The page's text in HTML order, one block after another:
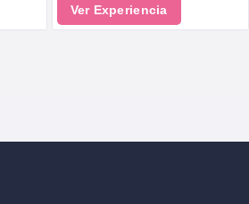
Ver Experiencia